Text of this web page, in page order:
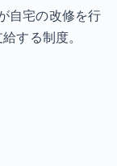
自宅の改修を行
する制度。